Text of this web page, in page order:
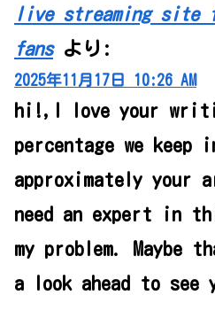
live streaming site
fans より:
2025年11月17日 10:26 AM
hi!,I love your
percentage we keep
approximately your
need an expert in
my problem. Maybe
a look ahead to see